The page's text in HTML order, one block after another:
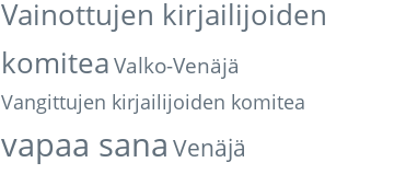
Vainottujen kirjailijoiden
komitea Valko-Venäjä
Vangittujen kirjailijoiden komitea
vapaa sana Venäjä